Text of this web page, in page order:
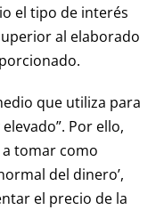
el tipo de interés
al elaborado
que utiliza para
Por ello,
tomar como
del dinero’,
el precio de la